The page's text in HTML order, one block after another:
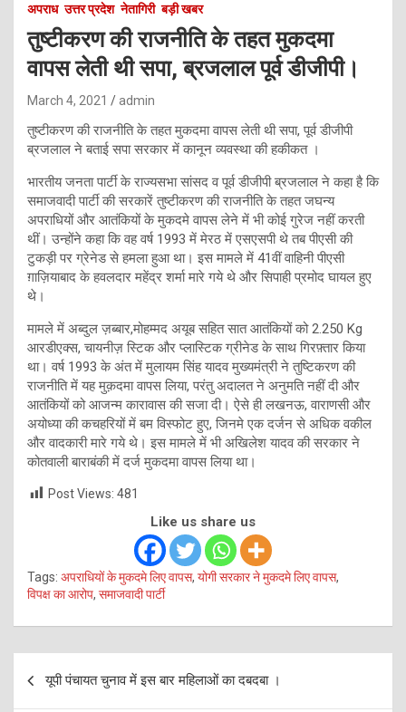
अपराध उत्तर प्रदेश नेतागिरी बड़ी खबर
तुष्टीकरण की राजनीति के तहत मुकदमा
वापस लेती थी सपा, ब्रजलाल पूर्व डीजीपी।
March 4, 2021 admin
तुष्टीकरण की राजनीति के तहत मुकदमा वापस लेती थी सपा, पूर्व डीजीपी
ब्रजलाल ने बताई सपा सरकार में कानून व्यवस्था की हकीकत ।
भारतीय जनता पार्टी के राज्यसभा सांसद व पूर्व डीजीपी ब्रजलाल ने कहा है कि
समाजवादी पार्टी की सरकारें तुष्टीकरण की राजनीति के तहत जघन्य
अपराधियों और आतंकियों के मुकदमे वापस लेने में भी कोई गुरेज नहीं करती
थीं। उन्होंने कहा कि वह वर्ष 1993 में मेरठ में एसएसपी थे तब पीएसी की
टुकड़ी पर ग्रेनेड से हमला हुआ था। इस मामले में 41वीं वाहिनी पीएसी
ग़ाज़ियाबाद के हवलदार महेंद्र शर्मा मारे गये थे और सिपाही प्रमोद घायल हुए
थे।
मामले में अब्दुल ज़ब्बार,मोहम्मद अयूब सहित सात आतंकियों को 2.250 Kg
आरडीएक्स, चायनीज़ स्टिक और प्लास्टिक ग्रीनेड के साथ गिरफ़्तार किया
था। वर्ष 1993 के अंत में मुलायम सिंह यादव मुख्यमंत्री ने तुष्टिकरण की
राजनीति में यह मुक़दमा वापस लिया, परंतु अदालत ने अनुमति नहीं दी और
आतंकियों को आजन्म कारावास की सजा दी। ऐसे ही लखनऊ, वाराणसी और
अयोध्या की कचहरियों में बम विस्फोट हुए, जिनमे एक दर्जन से अधिक वकील
और वादकारी मारे गये थे। इस मामले में भी अखिलेश यादव की सरकार ने
कोतवाली बाराबंकी में दर्ज मुकदमा वापस लिया था।
Post Views: 481
Like us share us
Tags: अपराधियों के मुकदमे लिए वापस, योगी सरकार ने मुकदमे लिए वापस,
विपक्ष का आरोप, समाजवादी पार्टी
Post
navigation
यूपी पंचायत चुनाव में इस बार महिलाओं का दबदबा ।